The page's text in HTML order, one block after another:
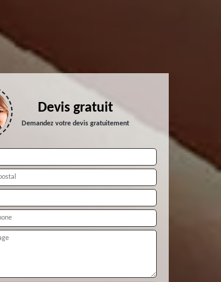
Devis gratuit
Demandez votre devis gratuitement